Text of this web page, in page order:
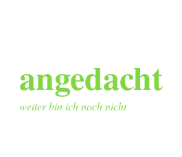
springen
angedacht
weiter bin ich noch nicht